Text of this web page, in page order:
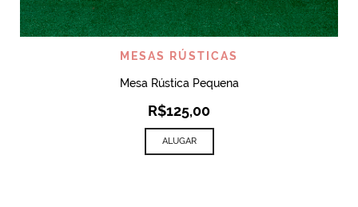
MESAS RÚSTICAS
Mesa Rústica Pequena
R$125,00
ALUGAR